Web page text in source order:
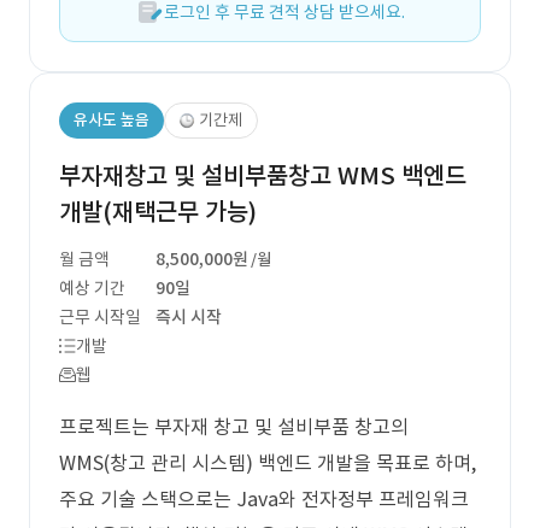
로그인 후 무료 견적 상담 받으세요.
유사도 높음 기간제
부자재창고 및 설비부품창고 WMS 백엔드
개발(재택근무 가능)
월 금액 8,500,000원 /월
예상 기간
90일
근무 시작일
즉시 시작
개발
웹
프로젝트는 부자재 창고 및 설비부품 창고의
WMS(창고 관리 시스템) 백엔드 개발을 목표로 하며,
주요 기술 스택으로는 Java와 전자정부 프레임워크